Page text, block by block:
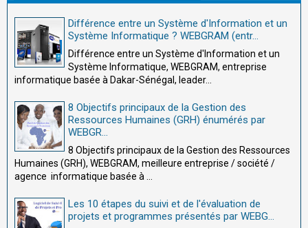
Différence entre un Système d'Information et un
Système Informatique ? WEBGRAM (entr...
Différence entre un Système d'Information et un
Système Informatique, WEBGRAM, entreprise
informatique basée à Dakar-Sénégal, leader...
8 Objectifs principaux de la Gestion des
Ressources Humaines (GRH) énumérés par
WEBGR...
8 Objectifs principaux de la Gestion des Ressources
Humaines (GRH), WEBGRAM, meilleure entreprise / société /
agence informatique basée à ...
Les 10 étapes du suivi et de l'évaluation de
projets et programmes présentés par WEBG...